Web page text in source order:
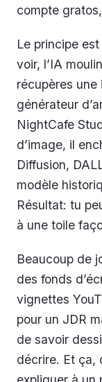
compte
Le principe
voir, l’IA
récupères une
générateur
NightCafe
d’image, il
Diffusion,
modèle
Résultat: tu
à une toile
Beaucoup de
des fonds
vignettes
pour un JDR
de savoir
décrire. Et ça,